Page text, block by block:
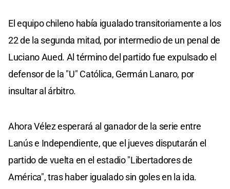
El equipo chileno había igualado transitoriamente a los
22 de la segunda mitad, por intermedio de un penal de
Luciano Aued. Al término del partido fue expulsado el
defensor de la "U" Católica, Germán Lanaro, por
insultar al árbitro.
Ahora Vélez esperará al ganador de la serie entre
Lanús e Independiente, que el jueves disputarán el
partido de vuelta en el estadio "Libertadores de
América", tras haber igualado sin goles en la ida.